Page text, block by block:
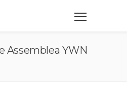
Assemblea YWN